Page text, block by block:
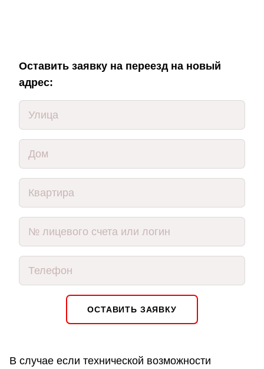
Оставить заявку на переезд на новый
адрес:
ОСТАВИТЬ ЗАЯВКУ
В случае если технической возможности